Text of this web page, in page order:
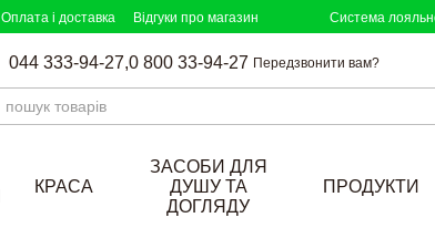
Оплата і доставка Відгуки про магазин Система
044 333-94-27,0 800 33-94-27 Передзвонити вам?
КРАСА
ЗАСОБИ ДЛЯ
ДУШУ ТА
ДОГЛЯДУ
ПРОДУКТИ